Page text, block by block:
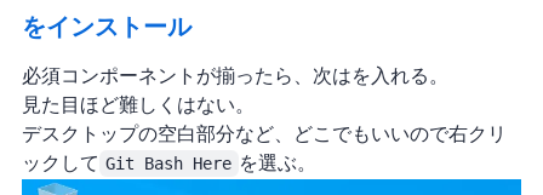
Hexoをインストール
必須コンポーネントが揃ったら、次は Hexo を入れる。
見た目ほど難しくはない。
デスクトップの空白部分など、どこでもいいので右クリ
ックして Git Bash Here を選ぶ。